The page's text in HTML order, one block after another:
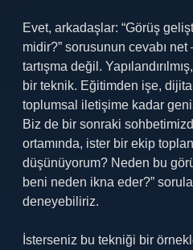
Evet, arkadaşlar: “Görüş
midir?” sorusunun cevabı
tartışma değil.
bir teknik. Eğitimden işe,
toplumsal iletişime kadar
Biz de bir sonraki
ortamında, ister bir ekip
düşünüyorum? Neden bu
beni neden ikna eder?”
deneyebiliriz.
İsterseniz bu tekniği bir